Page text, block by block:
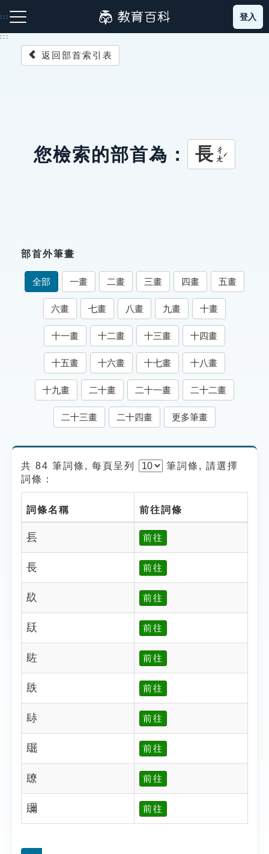
到
主
:::
成語故事
索引選單
知識索引
單字索引
生命大百科索引
遊戲專區
貓頭鷹博士
登入
:::
返回部首索引表
您檢索的部首為： 長 ㄔㄤˊ
部首外筆畫
全部 一畫 二畫 三畫 四畫 五畫
六畫 七畫 八畫 九畫 十畫
十一畫 十二畫 十三畫 十四畫
十五畫 十六畫 十七畫 十八畫
十九畫 二十畫 二十一畫 二十二畫
二十三畫 二十四畫 更多筆畫
共 84 筆詞條, 每頁呈列 筆詞條, 請選擇
詞條：
詞條名稱 前往詞條
镸 前往
長 前往
镹 前往
镺 前往
䦈 前往
镻 前往
䦊 前往
镼 前往
镽 前往
镾 前往